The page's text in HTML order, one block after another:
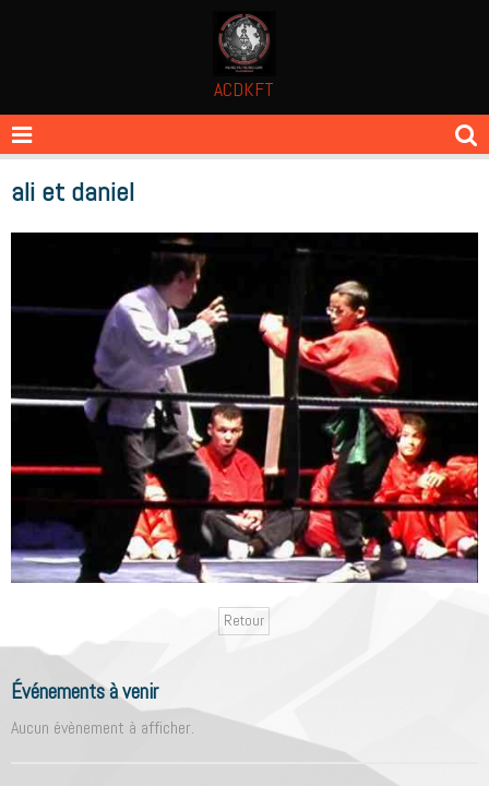
ACDKFT
ali et daniel
Retour
Événements à venir
Aucun évènement à afficher.